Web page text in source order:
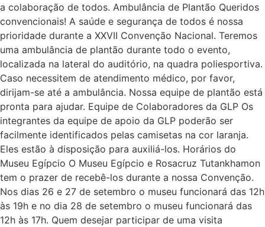
a colaboração de todos. Ambulância de Plantão Queridos
convencionais! A saúde e segurança de todos é nossa
prioridade durante a XXVII Convenção Nacional. Teremos
uma ambulância de plantão durante todo o evento,
localizada na lateral do auditório, na quadra poliesportiva.
Caso necessitem de atendimento médico, por favor,
dirijam-se até a ambulância. Nossa equipe de plantão está
pronta para ajudar. Equipe de Colaboradores da GLP Os
integrantes da equipe de apoio da GLP poderão ser
facilmente identificados pelas camisetas na cor laranja.
Eles estão à disposição para auxiliá-los. Horários do
Museu Egípcio O Museu Egípcio e Rosacruz Tutankhamon
tem o prazer de recebê-los durante a nossa Convenção.
Nos dias 26 e 27 de setembro o museu funcionará das 12h
às 19h e no dia 28 de setembro o museu funcionará das
12h às 17h. Quem desejar participar de uma visita